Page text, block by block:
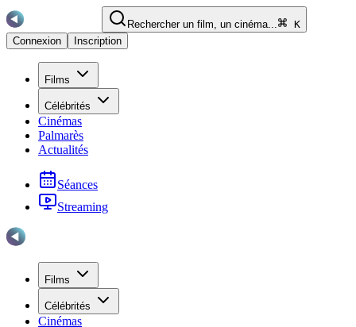
Rechercher un film, un cinéma...
K
Connexion
Inscription
Films
Célébrités
Cinémas
Palmarès
Actualités
Séances
Streaming
Films
Célébrités
Cinémas